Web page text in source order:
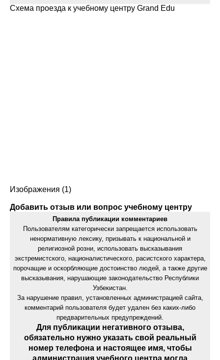
Схема проезда к учебному центру Grand Edu
Изображения (1)
Добавить отзыв или вопрос учебному центру
Правила публикации комментариев
Пользователям категорически запрещается использовать
ненормативную лексику, призывать к национальной и
религиозной розни, использовать высказывания
экстремистского, националистического, расистского характера,
порочащие и оскорбляющие достоинство людей, а также другие
высказывания, нарушающие законодательство Республики
Узбекистан.
За нарушение правил, установленных администрацией сайта,
комментарий пользователя будет удален без каких-либо
предварительных предупреждений.
Для публикации негативного отзыва,
обязательно нужно указать свой реальный
номер телефона и настоящее имя, чтобы
администрация учебного центра могла